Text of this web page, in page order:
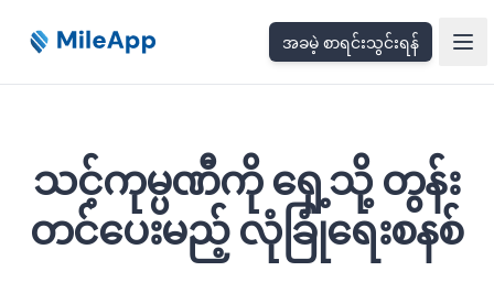
အခမဲ့ စာရင်းသွင်းရန်
သင့်ကုမ္ပဏီကို ရှေ့သို့ တွန်း
တင်ပေးမည့် လုံခြုံရေးစနစ်